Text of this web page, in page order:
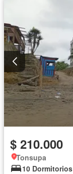
$ 210.000
Tonsupa
10 Dormitorios